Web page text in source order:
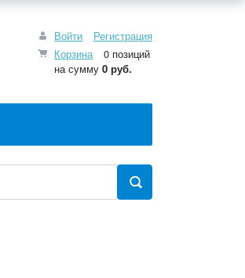
Войти
Регистрация
Корзина
0 позиций
на сумму 0 руб.